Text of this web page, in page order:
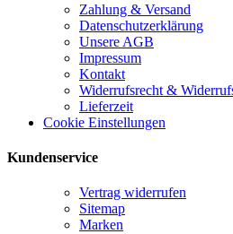
Zahlung & Versand
Datenschutzerklärung
Unsere AGB
Impressum
Kontakt
Widerrufsrecht &
Lieferzeit
Cookie Einstellungen
Kundenservice
Vertrag widerrufen
Sitemap
Marken